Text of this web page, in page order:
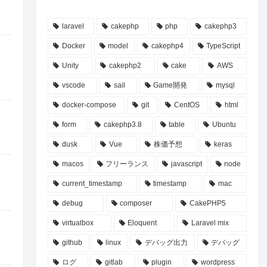
laravel cakephp php cakephp3
Docker model cakephp4 TypeScript
Unity cakephp2 cake AWS
vscode sail Game開発 mysql
docker-compose git CentOS html
form cakephp3.8 table Ubuntu
dusk Vue 株価予想 keras
macos フリーランス javascript node
current_timestamp timestamp mac
debug composer CakePHP5
virtualbox Eloquent Laravel mix
github linux デバッグ出力 デバッグ
ログ gitlab plugin wordpress